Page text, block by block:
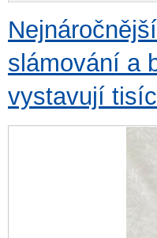
slámování a
vystavují